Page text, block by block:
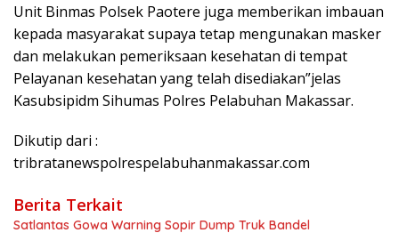
Unit Binmas Polsek Paotere juga memberikan imbauan
kepada masyarakat supaya tetap mengunakan masker
dan melakukan pemeriksaan kesehatan di tempat
Pelayanan kesehatan yang telah disediakan”jelas
Kasubsipidm Sihumas Polres Pelabuhan Makassar.
Dikutip dari :
tribratanewspolrespelabuhanmakassar.com
Berita Terkait
Satlantas Gowa Warning Sopir Dump Truk Bandel